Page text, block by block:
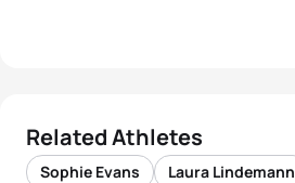
Related Athletes
Sophie Evans Laura Lindemann